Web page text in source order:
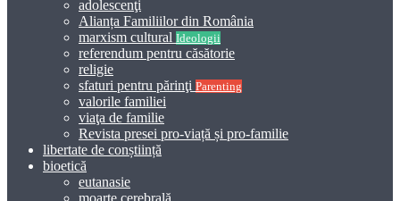
adolescenţi
Alianța Familiilor din România
marxism cultural Ideologii
referendum pentru căsătorie
religie
sfaturi pentru părinţi Parenting
valorile familiei
viaţa de familie
Revista presei pro-viață și pro-familie
libertate de conștiință
bioetică
eutanasie
moarte cerebrală